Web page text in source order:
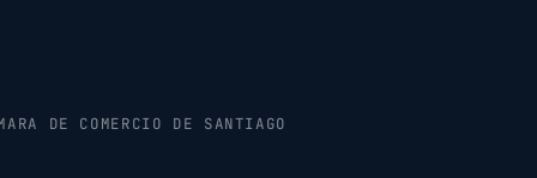
DE COMERCIO DE SANTIAGO